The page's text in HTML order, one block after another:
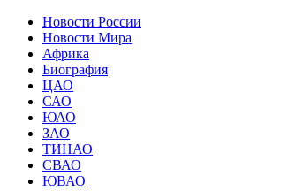
Новости России
Новости Мира
Африка
Биография
ЦАО
САО
ЮАО
ЗАО
ТИНАО
СВАО
ЮВАО